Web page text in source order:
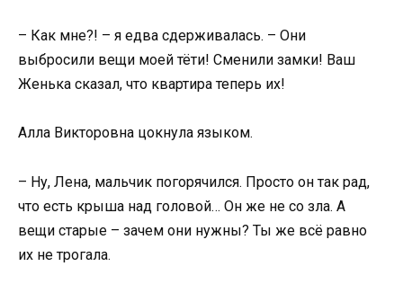
– Как мне?! – я едва сдерживалась. – Они
выбросили вещи моей тёти! Сменили замки! Ваш
Женька сказал, что квартира теперь их!
Алла Викторовна цокнула языком.
– Ну, Лена, мальчик погорячился. Просто он так рад,
что есть крыша над головой… Он же не со зла. А
вещи старые – зачем они нужны? Ты же всё равно
их не трогала.